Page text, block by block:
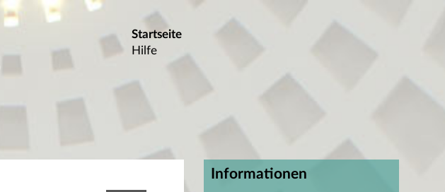
Startseite
Hilfe
Informationen